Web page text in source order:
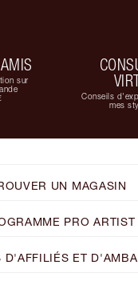
sur
Conseils
mes
UN MAGASIN
PRO ARTIST
D'AFFILIÉS ET